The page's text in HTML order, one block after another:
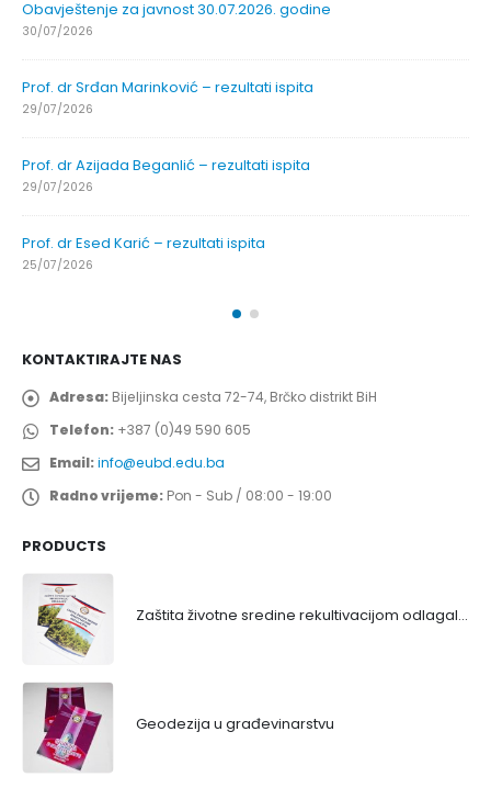
Obavještenje za javnost 30.07.2026. godine
30/07/2026
Prof. dr Srđan Marinković – rezultati ispita
29/07/2026
Prof. dr Azijada Beganlić – rezultati ispita
29/07/2026
Prof. dr Esed Karić – rezultati ispita
25/07/2026
KONTAKTIRAJTE NAS
Adresa: Bijeljinska cesta 72-74, Brčko distrikt BiH
Telefon: +387 (0)49 590 605
Email:info@eubd.edu.ba
Radno vrijeme: Pon - Sub / 08:00 - 19:00
PRODUCTS
Zaštita životne sredine rekultivacijom odlagališta
Geodezija u građevinarstvu